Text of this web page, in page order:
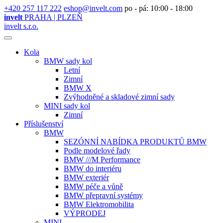
+420 257 117 222 eshop@invelt.com po - pá: 10:00 - 18:00
invelt PRAHA | PLZEŇ
invelt s.r.o.
Kola
BMW sady kol
Letní
Zimní
BMW X
Zvýhodněné a skladové zimní sady
MINI sady kol
Zimní
Příslušenství
BMW
SEZÓNNÍ NABÍDKA PRODUKTŮ BMW
Podle modelové řady
BMW ///M Performance
BMW do interiéru
BMW exteriér
BMW péče a vůně
BMW přepravní systémy
BMW Elektromobilita
VÝPRODEJ